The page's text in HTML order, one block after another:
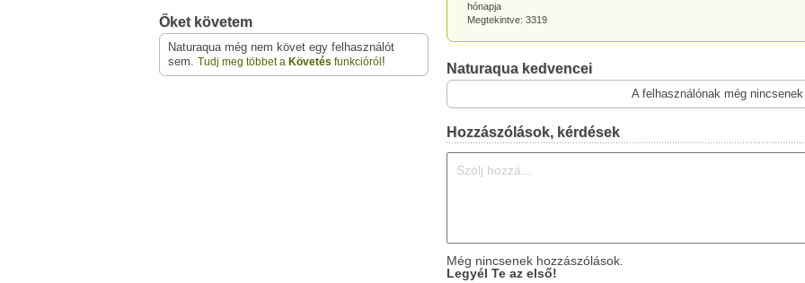
Őket követem
Naturaqua még nem követ egy felhasználót
sem. Tudj meg többet a Követés funkcióról !
alatt?
hónapja
Megtekintve: 3319
Naturaqua kedvencei
A felhasználónak még
Hozzászólások, kérdések
Még nincsenek hozzászólások.
Legyél Te az első!